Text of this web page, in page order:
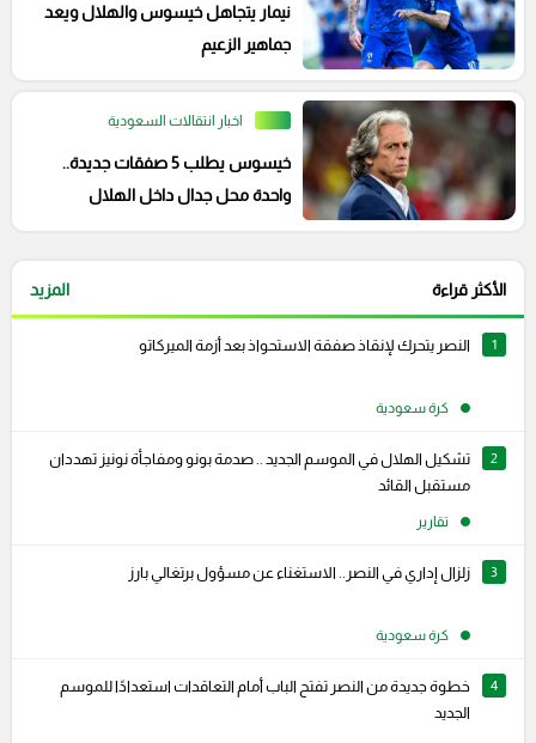
نيمار يتجاهل خيسوس والهلال ويعد
جماهير الزعيم
اخبار انتقالات السعودية
خيسوس يطلب 5 صفقات جديدة..
واحدة محل جدال داخل الهلال
الأكثر قراءة المزيد
1 النصر يتحرك لإنقاذ صفقة الاستحواذ بعد أزمة الميركاتو
كرة سعودية
2
تشكيل الهلال في الموسم الجديد .. صدمة بونو ومفاجأة نونيز تهددان
مستقبل القائد
تقارير
3 زلزال إداري في النصر.. الاستغناء عن مسؤول برتغالي بارز
كرة سعودية
4
خطوة جديدة من النصر تفتح الباب أمام التعاقدات استعدادًا للموسم
الجديد